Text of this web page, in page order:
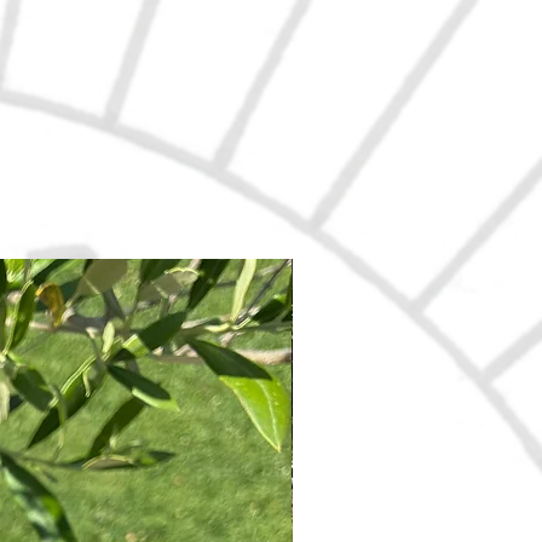
Nouveau